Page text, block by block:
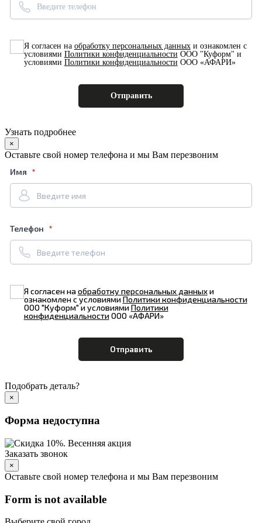
Я согласен на обработку персональных данныхи ознакомлен с
условиями Политики конфиденциальности ООО "Куформ" и
условиями Политики конфиденциальности ООО «АФАРИ»
Узнать подробнее
×
Оставьте свой номер телефона и мы Вам перезвоним
Имя
Телефон
Я согласен наобработку персональных данныхи
ознакомлен с условиямиПолитики конфиденциальности
ООО "Куформ" и условиямиПолитики
конфиденциальностиООО «АФАРИ»
Подобрать деталь?
×
Форма недоступна
Заказать звонок
×
Оставьте свой номер телефона и мы Вам перезвоним
Form is not available